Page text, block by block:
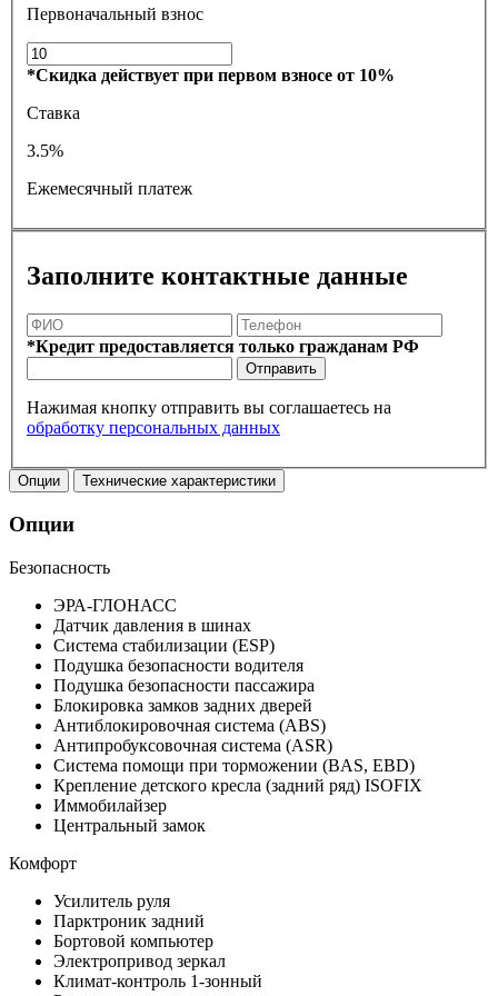
Первоначальный взнос
*Скидка действует при первом взносе от 10%
Ставка
3.5%
Ежемесячный платеж
Заполните контактные данные
*Кредит предоставляется только гражданам РФ
Отправить
Нажимая кнопку отправить вы соглашаетесь на
обработку персональных данных
Опции Технические характеристики
Опции
Безопасность
ЭРА-ГЛОНАСС
Датчик давления в шинах
Система стабилизации (ESP)
Подушка безопасности водителя
Подушка безопасности пассажира
Блокировка замков задних дверей
Антиблокировочная система (ABS)
Антипробуксовочная система (ASR)
Система помощи при торможении (BAS, EBD)
Крепление детского кресла (задний ряд) ISOFIX
Иммобилайзер
Центральный замок
Комфорт
Усилитель руля
Парктроник задний
Бортовой компьютер
Электропривод зеркал
Климат-контроль 1-зонный